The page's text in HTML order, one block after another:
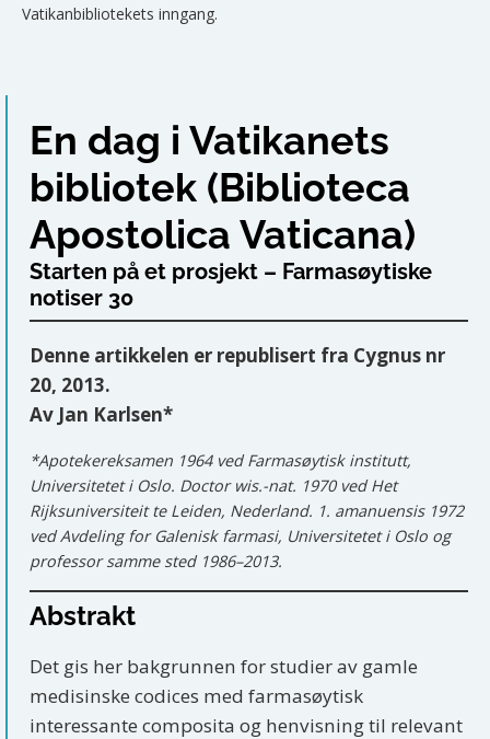
Vatikanbibliotekets inngang.
En dag i Vatikanets
bibliotek (Biblioteca
Apostolica Vaticana)
Starten på et prosjekt – Farmasøytiske
notiser 30
Denne artikkelen er republisert fra Cygnus nr
20, 2013.
Av Jan Karlsen*
*Apotekereksamen 1964 ved Farmasøytisk institutt,
Universitetet i Oslo. Doctor wis.-nat. 1970 ved Het
Rijksuniversiteit te Leiden, Nederland. 1. amanuensis 1972
ved Avdeling for Galenisk farmasi, Universitetet i Oslo og
professor samme sted 1986–2013.
Abstrakt
Det gis her bakgrunnen for studier av gamle
medisinske codices med farmasøytisk
interessante composita og henvisning til relevant